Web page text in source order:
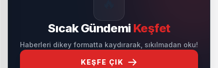
Sıcak Gündemi Keşfet
Haberleri dikey formatta kaydırarak, sıkılmadan oku!
KEŞFE ÇIK